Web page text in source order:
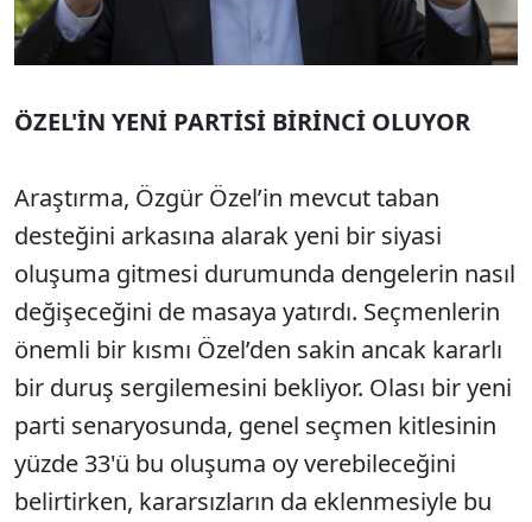
ÖZEL'İN YENİ PARTİSİ BİRİNCİ OLUYOR
Araştırma, Özgür Özel’in mevcut taban
desteğini arkasına alarak yeni bir siyasi
oluşuma gitmesi durumunda dengelerin nasıl
değişeceğini de masaya yatırdı. Seçmenlerin
önemli bir kısmı Özel’den sakin ancak kararlı
bir duruş sergilemesini bekliyor. Olası bir yeni
parti senaryosunda, genel seçmen kitlesinin
yüzde 33'ü bu oluşuma oy verebileceğini
belirtirken, kararsızların da eklenmesiyle bu